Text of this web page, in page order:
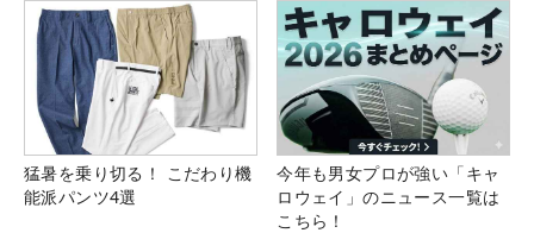
猛暑を乗り切る！ こだわり機
能派パンツ4選
今年も男女プロが強い「キャ
ロウェイ」のニュース一覧は
こちら！